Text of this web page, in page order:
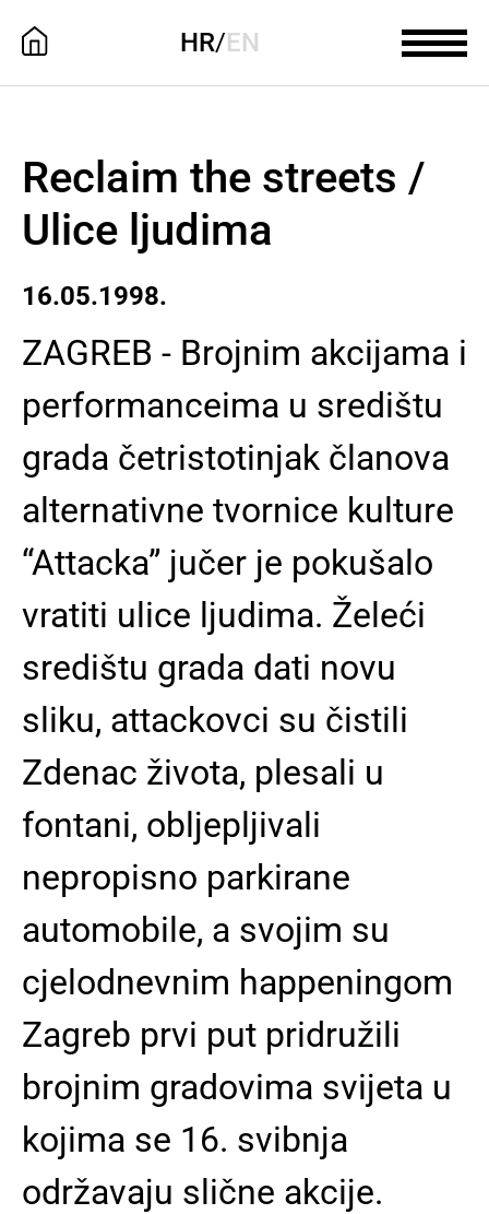
HR/EN
Reclaim the streets /
Ulice ljudima
16.05.1998.
ZAGREB - Brojnim akcijama i
performanceima u središtu
grada četristotinjak članova
alternativne tvornice kulture
“Attacka” jučer je pokušalo
vratiti ulice ljudima. Želeći
središtu grada dati novu
sliku, attackovci su čistili
Zdenac života, plesali u
fontani, obljepljivali
nepropisno parkirane
automobile, a svojim su
cjelodnevnim happeningom
Zagreb prvi put pridružili
brojnim gradovima svijeta u
kojima se 16. svibnja
održavaju slične akcije.